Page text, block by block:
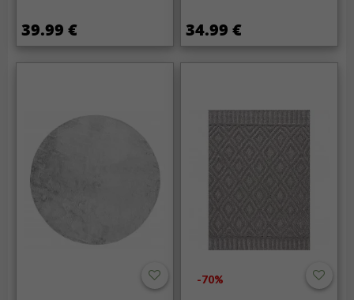
39.99 € 34.99 €
-70%